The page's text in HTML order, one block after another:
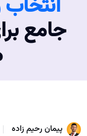
جامع
پیمان رحیم زاده